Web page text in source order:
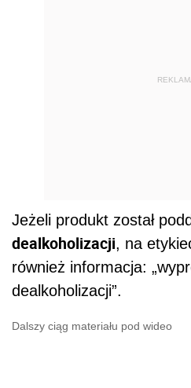
Jeżeli produkt został
dealkoholizacji, na
również informacja:
dealkoholizacji”.
Dalszy ciąg materiału pod wideo